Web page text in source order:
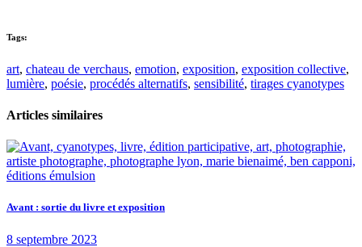
Tags:
art, chateau de verchaus, emotion, exposition, exposition collective,
lumière, poésie, procédés alternatifs, sensibilité, tirages cyanotypes
Articles similaires
Avant : sortie du livre et exposition
8 septembre 2023